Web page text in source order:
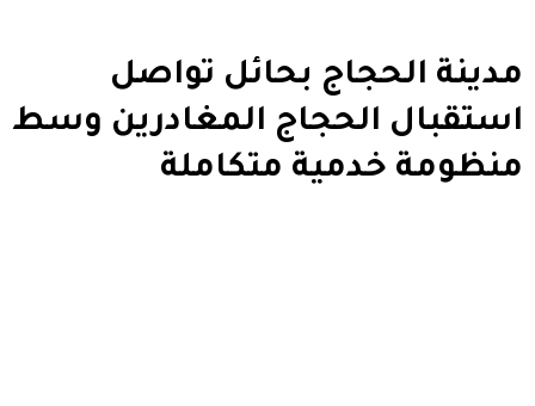
مدينة الحجاج بحائل تواصل
استقبال الحجاج المغادرين وسط
منظومة خدمية متكاملة